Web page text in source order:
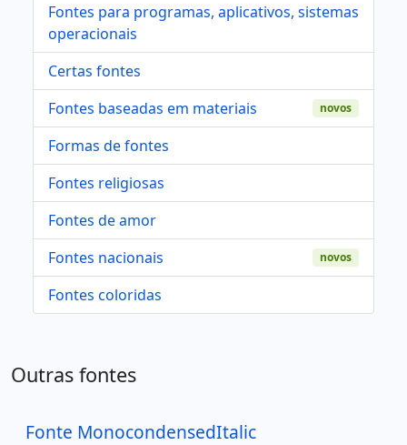
Fontes para programas, aplicativos, sistemas
operacionais
Certas fontes
Fontes baseadas em materiais
novos
Formas de fontes
Fontes religiosas
Fontes de amor
Fontes nacionais
novos
Fontes coloridas
Outras fontes
Fonte MonocondensedItalic